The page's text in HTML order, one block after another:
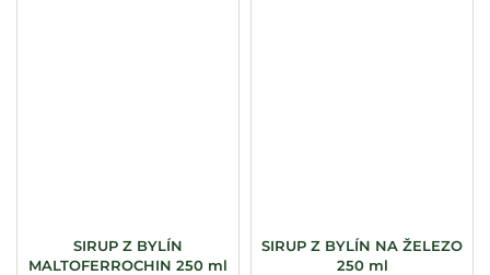
SIRUP Z BYLÍN
MALTOFERROCHIN 250 ml
SIRUP Z BYLÍN NA ŽELEZO
250 ml